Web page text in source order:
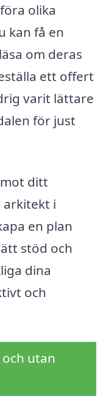
olika
kan få en
om deras
ett offert
varit lättare
för just
ditt
arkitekt i
en plan
stöd och
dina
och
utan